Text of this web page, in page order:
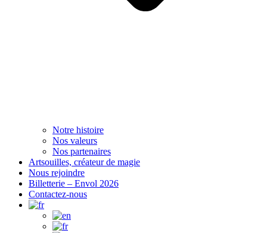
Notre histoire
Nos valeurs
Nos partenaires
Artsouilles, créateur de magie
Nous rejoindre
Billetterie – Envol 2026
Contactez-nous